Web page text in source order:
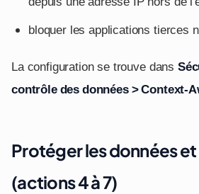
bloquer les applications tierces
La configuration se trouve dans
contrôle des données > Context-
Protéger les données
(actions 4 à 7)